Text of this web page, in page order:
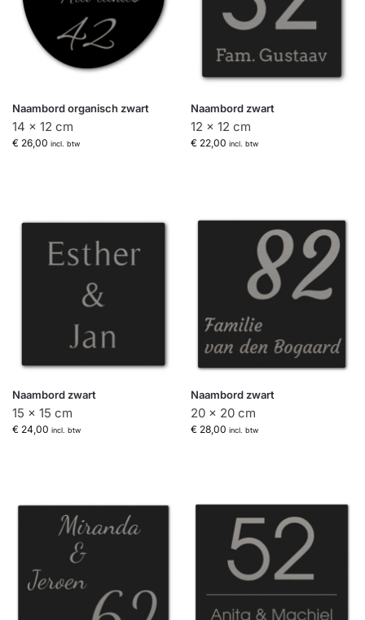
Naambord organisch zwart
14 x 12 cm
€ 26,00 incl. btw
Naambord zwart
12 x 12 cm
€ 22,00 incl. btw
Naambord zwart
15 x 15 cm
€ 24,00 incl. btw
Naambord zwart
20 x 20 cm
€ 28,00 incl. btw